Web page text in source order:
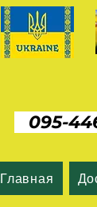
095-
Главная